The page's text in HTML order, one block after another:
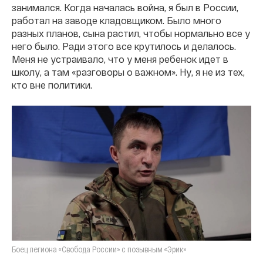
занимался. Когда началась война, я был в России,
работал на заводе кладовщиком. Было много
разных планов, сына растил, чтобы нормально все у
него было. Ради этого все крутилось и делалось.
Меня не устраивало, что у меня ребенок идет в
школу, а там «разговоры о важном». Ну, я не из тех,
кто вне политики.
Боец легиона «Свобода России» с позывным «Эрик»